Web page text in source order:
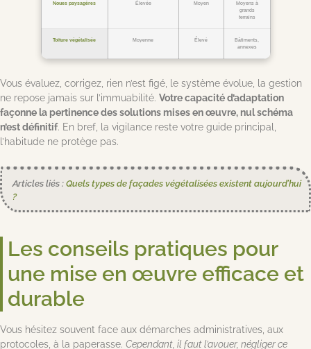
Noues paysagères Élevée Moyen
Moyens à
grands
terrains
Toiture végétalisée Moyenne Élevé
Bâtiments,
annexes
Vous évaluez, corrigez, rien n’est figé, le système évolue, la gestion
ne repose jamais sur l’immuabilité. Votre capacité d’adaptation
façonne la pertinence des solutions mises en œuvre, nul schéma
n’est définitif. En bref, la vigilance reste votre guide principal,
l’habitude ne protège pas.
Articles liés : Quels types de façades végétalisées existent aujourd’hui
?
Les conseils pratiques pour
une mise en œuvre efficace et
durable
Vous hésitez souvent face aux démarches administratives, aux
protocoles, à la paperasse. Cependant, il faut l’avouer, négliger ce